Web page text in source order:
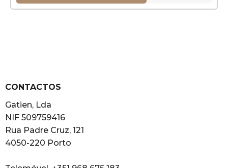
CONTACTOS
Gatien, Lda
NIF 509759416
Rua Padre Cruz, 121
4050-220 Porto